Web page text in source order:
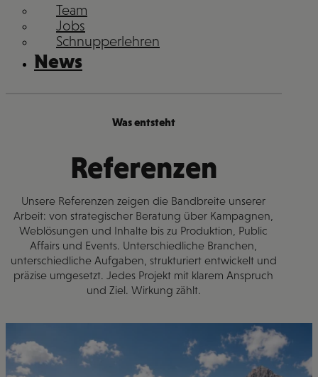
Team
Jobs
Schnupperlehren
News
Was entsteht
Referenzen
Unsere Referenzen zeigen die Bandbreite unserer
Arbeit: von strategischer Beratung über Kampagnen,
Weblösungen und Inhalte bis zu Produktion, Public
Affairs und Events. Unterschiedliche Branchen,
unterschiedliche Aufgaben, strukturiert entwickelt und
präzise umgesetzt. Jedes Projekt mit klarem Anspruch
und Ziel. Wirkung zählt.